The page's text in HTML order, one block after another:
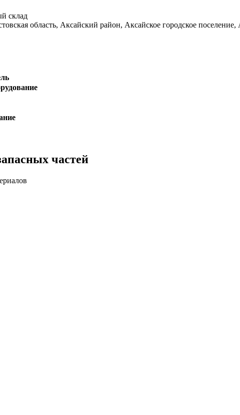
склад
область, Аксайский район, Аксайское городское
частей